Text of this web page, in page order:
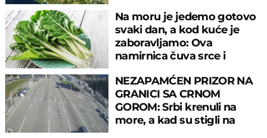
Na moru je jedemo gotovo
svaki dan, a kod kuće je
zaboravljamo: Ova
namirnica čuva srce i
NEZAPAMĆEN PRIZOR NA
GRANICI SA CRNOM
GOROM: Srbi krenuli na
more, a kad su stigli na